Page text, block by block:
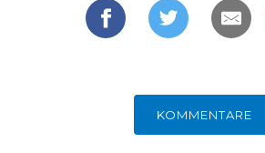
GERMANOMICS
HÖRSAAL
KOMMENTARE